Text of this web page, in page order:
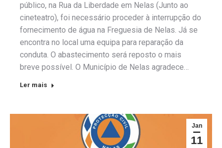
público, na Rua da Liberdade em Nelas (Junto ao
cineteatro), foi necessário proceder à interrupção do
fornecimento de água na Freguesia de Nelas. Já se
encontra no local uma equipa para reparação da
conduta. O abastecimento será reposto o mais
breve possível. O Município de Nelas agradece…
Ler mais
Jan
11